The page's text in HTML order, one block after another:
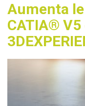
Aumenta
CATIA®